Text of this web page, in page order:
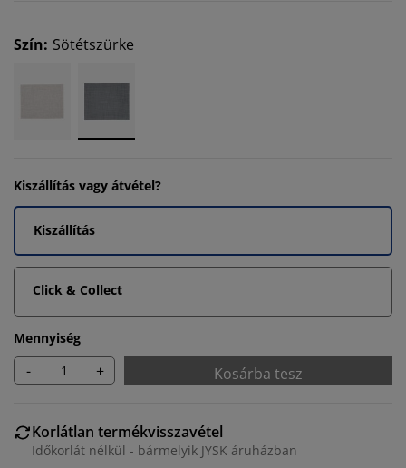
Szín: Sötétszürke
Kiszállítás vagy átvétel?
Kiszállítás
Click & Collect
Mennyiség
- + Kosárba tesz
Korlátlan termékvisszavétel
Időkorlát nélkül - bármelyik JYSK áruházban